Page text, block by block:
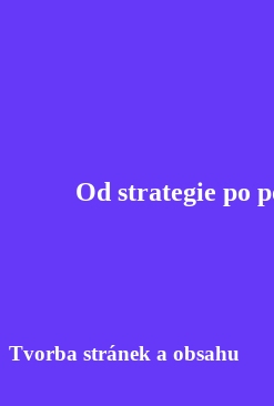
Od strategie po
Tvorba stránek a obsahu